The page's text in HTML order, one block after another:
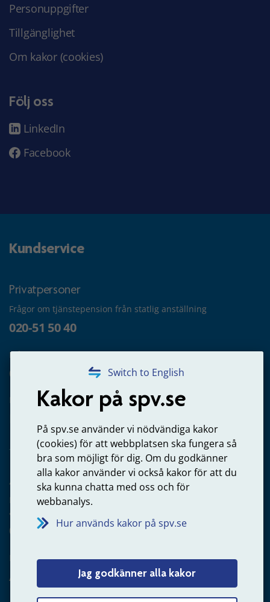
Switch to English
Kakor på spv.se
På spv.se använder vi nödvändiga kakor
(cookies) för att webbplatsen ska fungera så
bra som möjligt för dig. Om du godkänner
alla kakor använder vi också kakor för att du
ska kunna chatta med oss och för
webbanalys.
Hur används kakor på spv.se
Jag godkänner alla kakor
Personuppgifter
Tillgänglighet
Om kakor (cookies)
Följ oss
LinkedIn
Facebook
Kundservice
Privatpersoner
Frågor om tjänstepension från statlig anställning
020-51 50 40
Frågor om utbetalning
020-65 00 65
Kontakta oss
Arbetsgivare
Frågor om administration av tjänstepension från statlig
anställning
060-18 75 03
Kontakta oss
Arbetsgivare – skicka mejl till oss